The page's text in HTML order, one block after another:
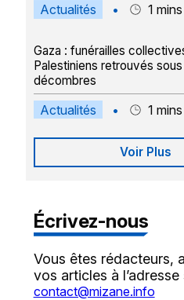
Actualités • 1
Gaza : funérailles
Palestiniens retrouvés
décombres
Actualités • 1
Voir Plus
Écrivez-nous
Vous êtes rédacteurs,
vos articles à l’adresse
contact@mizane.info